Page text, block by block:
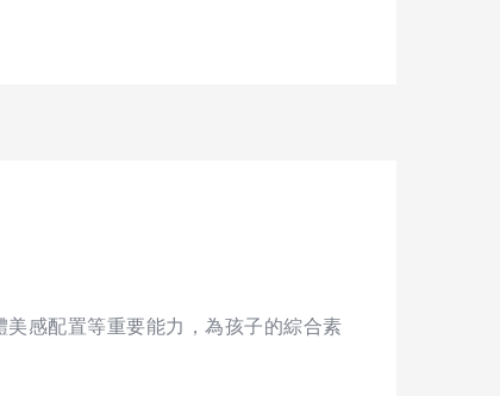
感配置等重要能力，為孩子的綜合素